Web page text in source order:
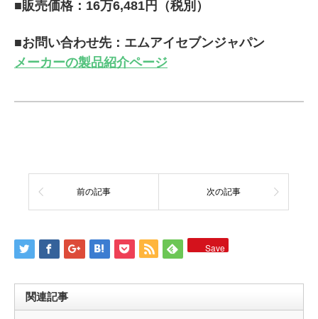
■販売価格：16万6,481円（税別）
■お問い合わせ先：エムアイセブンジャパン
メーカーの製品紹介ページ
前の記事 次の記事
Save
関連記事